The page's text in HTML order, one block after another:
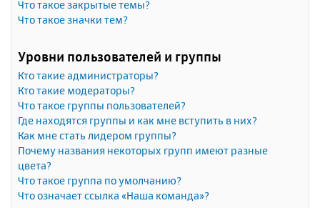
Что такое закрытые темы?
Что такое значки тем?
Уровни пользователей и группы
Кто такие администраторы?
Кто такие модераторы?
Что такое группы пользователей?
Где находятся группы и как мне вступить в них?
Как мне стать лидером группы?
Почему названия некоторых групп имеют разные
цвета?
Что такое группа по умолчанию?
Что означает ссылка «Наша команда»?